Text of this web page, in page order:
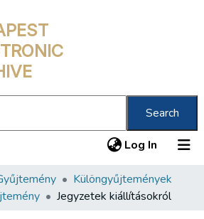
Search
Log In (current)
Különgyűjtemények
Jegyzetek kiállításokról